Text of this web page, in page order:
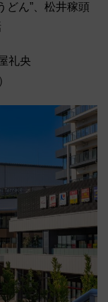
どん”、松井稼頭
礼央